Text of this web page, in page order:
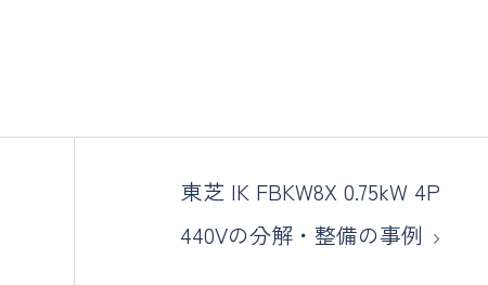
東芝 IK FBKW8X 0.75kW 4P
440Vの分解・整備の事例